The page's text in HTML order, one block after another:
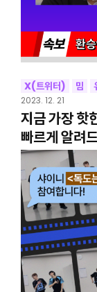
X(트위터) 밈
2023. 12. 21
지금 가장 핫
빠르게 알려